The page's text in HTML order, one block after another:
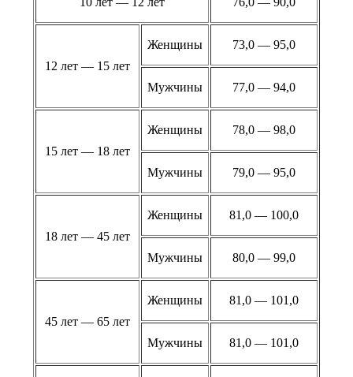
12 лет — 15 лет
Женщины 73,0 — 95,0
Мужчины 77,0 — 94,0
15 лет — 18 лет
Женщины 78,0 — 98,0
Мужчины 79,0 — 95,0
18 лет — 45 лет
Женщины 81,0 — 100,0
Мужчины 80,0 — 99,0
45 лет — 65 лет
Женщины 81,0 — 101,0
Мужчины 81,0 — 101,0